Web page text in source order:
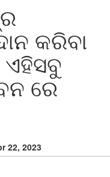
କରିବା
ରେ
22, 2023